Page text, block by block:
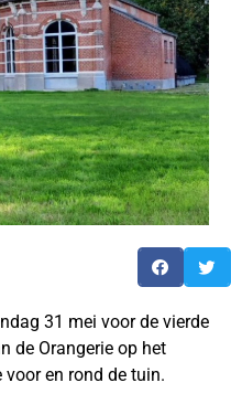
31 mei voor de vierde
de Orangerie op het
en rond de tuin.